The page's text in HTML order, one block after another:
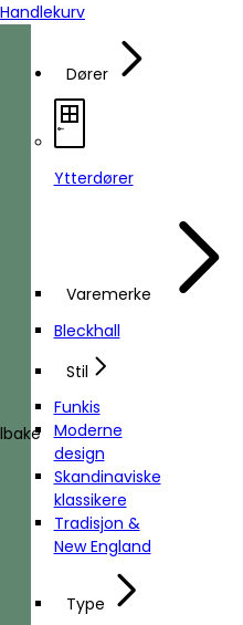
Handlekurv
Dører
Ytterdører
Varemerke
Bleckhall
Stil
Funkis
Moderne
design
Skandinaviske
klassikere
Tradisjon &
New England
Type